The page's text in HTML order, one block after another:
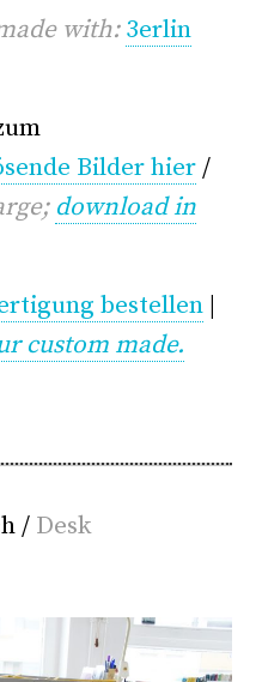
with: 3erlin
Bilder hier/
download in
bestellen
custom made.
/ Desk